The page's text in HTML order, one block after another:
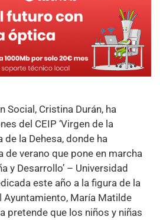
Social, Cristina Durán, ha
del CEIP ‘Virgen de la
de la Dehesa, donde ha
de verano que pone en marcha
y Desarrollo’ – Universidad
este año a la figura de la
Ayuntamiento, María Matilde
pretende que los niños y niñas